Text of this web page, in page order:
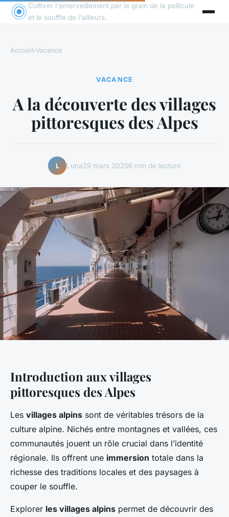
Cultiver l'émerveillement par le grain de la pellicule
et le souffle de l'ailleurs.
Accueil›Vacance
VACANCE
A la découverte des villages
pittoresques des Alpes
L Luna29 mars 20256 min de lecture
Introduction aux villages
pittoresques des Alpes
Les villages alpins sont de véritables trésors de la
culture alpine. Nichés entre montagnes et vallées, ces
communautés jouent un rôle crucial dans l’identité
régionale. Ils offrent une immersion totale dans la
richesse des traditions locales et des paysages à
couper le souffle.
Explorer les villages alpins permet de découvrir des